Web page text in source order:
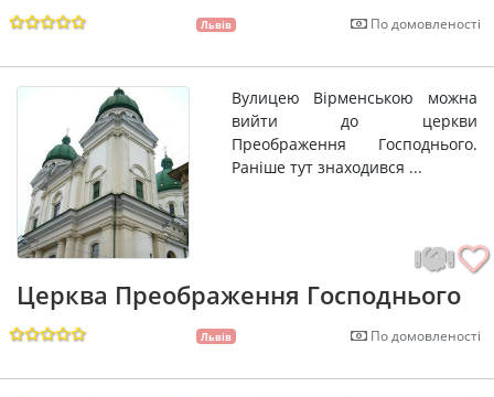
Львів По домовленості
Вулицею Вірменською можна
вийти до церкви
Преображення Господнього.
Раніше тут знаходився ...
Церква Преображення Господнього
Львів По домовленості